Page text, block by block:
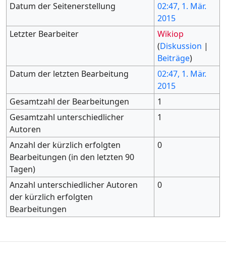
Datum der Seitenerstellung
02:47, 1. Mär.
2015
Letzter Bearbeiter
Wikiop
(Diskussion |
Beiträge)
Datum der letzten Bearbeitung
02:47, 1. Mär.
2015
Gesamtzahl der Bearbeitungen
1
Gesamtzahl unterschiedlicher
Autoren
1
Anzahl der kürzlich erfolgten
Bearbeitungen (in den letzten 90
Tagen)
0
Anzahl unterschiedlicher Autoren
der kürzlich erfolgten
Bearbeitungen
0